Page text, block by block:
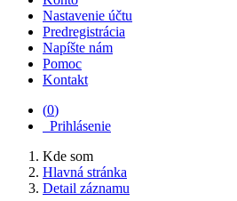
Nastavenie účtu
Predregistrácia
Napíšte nám
Pomoc
Kontakt
(0)
Prihlásenie
Kde som
Hlavná stránka
Detail záznamu